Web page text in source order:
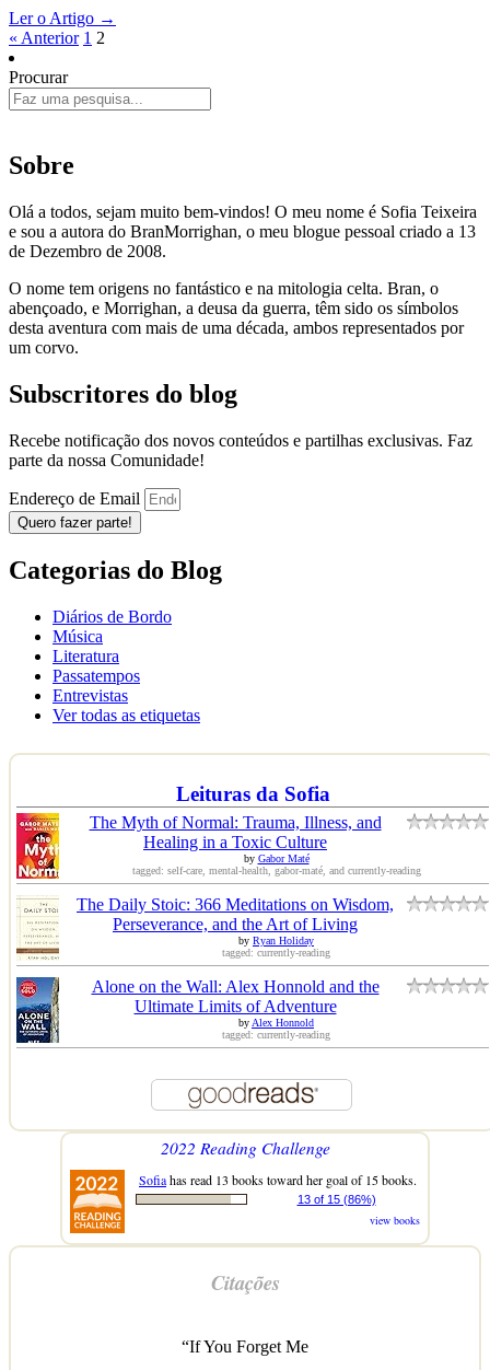
Ler o Artigo →
« Anterior 1 2
Procurar
Sobre
Olá a todos, sejam muito bem-vindos! O meu nome é Sofia Teixeira
e sou a autora do BranMorrighan, o meu blogue pessoal criado a 13
de Dezembro de 2008.
O nome tem origens no fantástico e na mitologia celta. Bran, o
abençoado, e Morrighan, a deusa da guerra, têm sido os símbolos
desta aventura com mais de uma década, ambos representados por
um corvo.
Subscritores do blog
Recebe notificação dos novos conteúdos e partilhas exclusivas. Faz
parte da nossa Comunidade!
Endereço de Email
Quero fazer parte!
Categorias do Blog
Diários de Bordo
Música
Literatura
Passatempos
Entrevistas
Ver todas as etiquetas
Leituras da Sofia
The Myth of Normal: Trauma, Illness, and
Healing in a Toxic Culture
by Gabor Maté
tagged: self-care, mental-health, gabor-maté, and currently-reading
The Daily Stoic: 366 Meditations on Wisdom,
Perseverance, and the Art of Living
by Ryan Holiday
tagged: currently-reading
Alone on the Wall: Alex Honnold and the
Ultimate Limits of Adventure
byAlex Honnold
tagged: currently-reading
2022 Reading Challenge
Sofiahas read 13 books toward her goal of 15 books.
13 of 15 (86%)
view books
Citações
“If You Forget Me